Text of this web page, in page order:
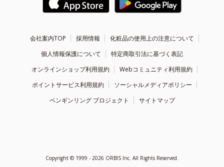
会社案内TOP 採用情報
化粧品の使用上の注意について
個人情報保護について
特定商取引法に基づく表記
オンラインショップ利用規約
Webコミュニティ利用規約
ポイントサービス利用規約
ソーシャルメディアポリシー
ペンギンリング プロジェクト
サイトマップ
Copyright © 1999 - 2026 ORBIS Inc. All Rights Reserved.